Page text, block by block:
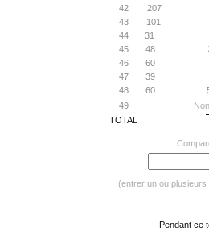
42 207
43 101
44 31
45 48
46 60
47 39
48 60
49
TOTAL
(entrer un ou
Pendant ce